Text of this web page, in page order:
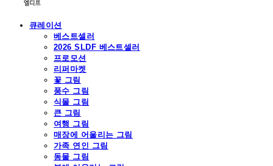
큐레이션
베스트셀러
2026 SLDF 베스트셀러
프로모션
리퍼마켓
꽃 그림
풍수 그림
식물 그림
큰 그림
여행 그림
매장에 어울리는 그림
가족 연인 그림
동물 그림